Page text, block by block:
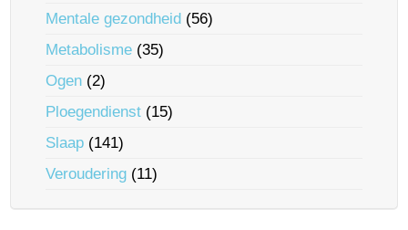
Mentale gezondheid (56)
Metabolisme (35)
Ogen (2)
Ploegendienst (15)
Slaap (141)
Veroudering (11)